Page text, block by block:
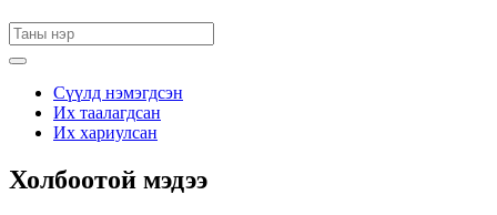
Сүүлд нэмэгдсэн
Их таалагдсан
Их хариулсан
Холбоотой мэдээ